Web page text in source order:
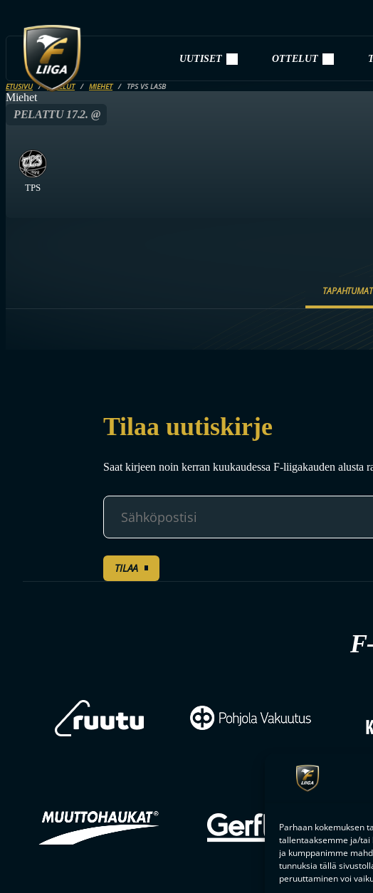
Parhaan kokemuksen
tallentaaksemme ja/tai
ja kumppanimme
tunnuksia tällä
peruuttaminen voi
UUTISET OTTELUT
ETUSIVU OTTELUT MIEHET TPS VS LASB
Miehet
PELATTU 17.2. @
TPS
TAPAHTUMAT
Tilaa uutiskirje
Saat kirjeen noin kerran kuukaudessa F-liigakauden alusta
TILAA